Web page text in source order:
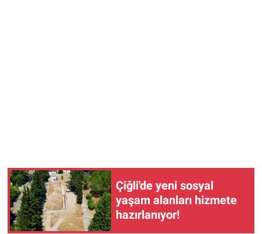
Çiğli'de yeni sosyal
yaşam alanları hizmete
hazırlanıyor!